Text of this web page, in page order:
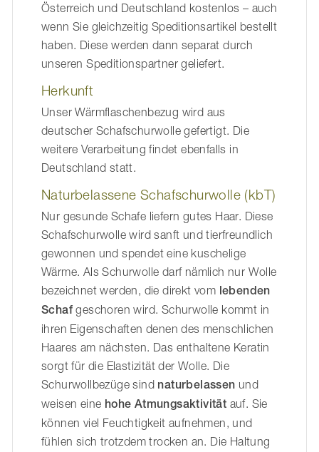
Österreich und Deutschland kostenlos – auch
wenn Sie gleichzeitig Speditionsartikel bestellt
haben. Diese werden dann separat durch
unseren Speditionspartner geliefert.
Herkunft
Unser Wärmflaschenbezug wird aus
deutscher Schafschurwolle gefertigt. Die
weitere Verarbeitung findet ebenfalls in
Deutschland statt.
Naturbelassene Schafschurwolle (kbT)
Nur gesunde Schafe liefern gutes Haar. Diese
Schafschurwolle wird sanft und tierfreundlich
gewonnen und spendet eine kuschelige
Wärme. Als Schurwolle darf nämlich nur Wolle
bezeichnet werden, die direkt vom lebenden
Schaf geschoren wird. Schurwolle kommt in
ihren Eigenschaften denen des menschlichen
Haares am nächsten. Das enthaltene Keratin
sorgt für die Elastizität der Wolle. Die
Schurwollbezüge sind naturbelassen und
weisen eine hohe Atmungsaktivität auf. Sie
können viel Feuchtigkeit aufnehmen, und
fühlen sich trotzdem trocken an. Die Haltung